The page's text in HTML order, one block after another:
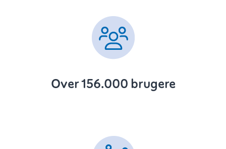
Over 156.000 brugere